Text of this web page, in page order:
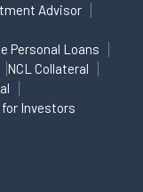
Advisor
Personal Loans
NCL Collateral
Investors